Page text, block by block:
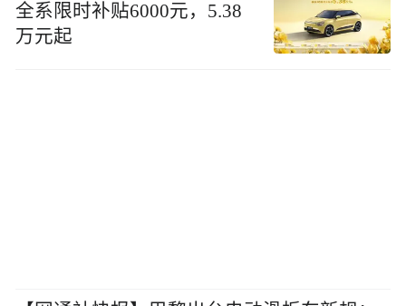
全系限时补贴6000元，5.38
万元起​